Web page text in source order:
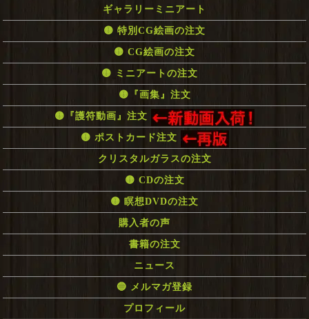
ギャラリーミニアート
🟡 特別CG絵画の注文
🟡 CG絵画の注文
🟡 ミニアートの注文
🟡『画集』注文
🟡『護符動画』注文
🟡 ポストカード注文
クリスタルガラスの注文
🟡 CDの注文
🟡 瞑想DVDの注文
購入者の声
書籍の注文
ニュース
🔵 メルマガ登録
プロフィール